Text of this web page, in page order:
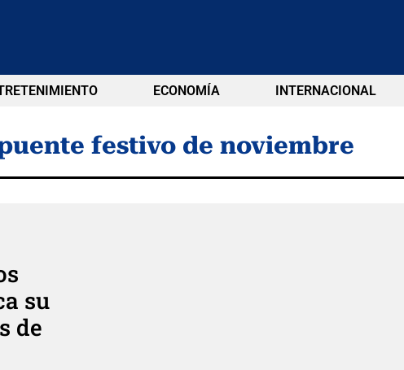
ECONOMÍA INTERNACIONAL
festivo de noviembre
su
de